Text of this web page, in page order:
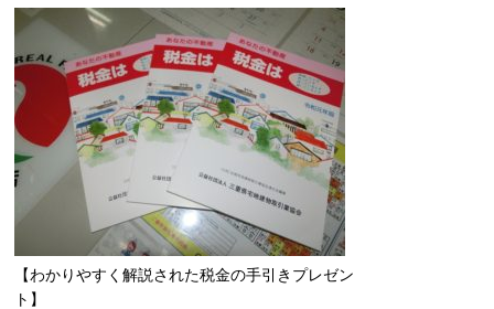
【わかりやすく解説された税金の手引きプレゼン
ト】